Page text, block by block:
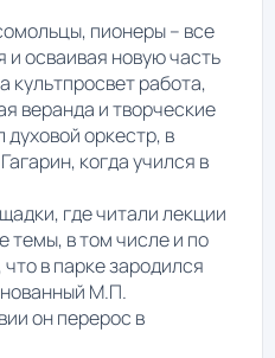
пионеры – все
и осваивая новую часть
культпросвет работа,
веранда и творческие
оркестр, в
когда учился в
где читали лекции
в том числе и по
в парке зародился
М.П.
он перерос в